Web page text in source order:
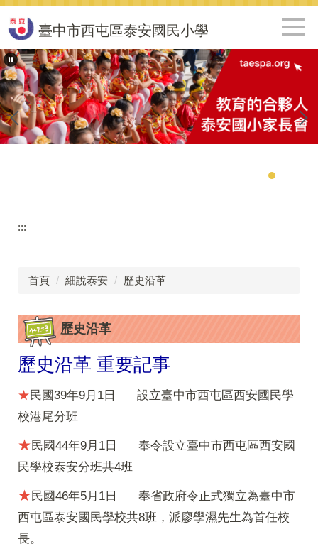
跳
到
主
要
內
容
區
臺中市西屯區泰安國民小學
:::
首頁 細說泰安 歷史沿革
歷史沿革
歷史沿革 重要記事
★民國39年9月1日 設立臺中市西屯區西安國民學
校港尾分班
★民國44年9月1日 奉令設立臺中市西屯區西安國
民學校泰安分班共4班
★民國46年5月1日 奉省政府令正式獨立為臺中市
西屯區泰安國民學校共8班，派廖學濕先生為首任校
長。